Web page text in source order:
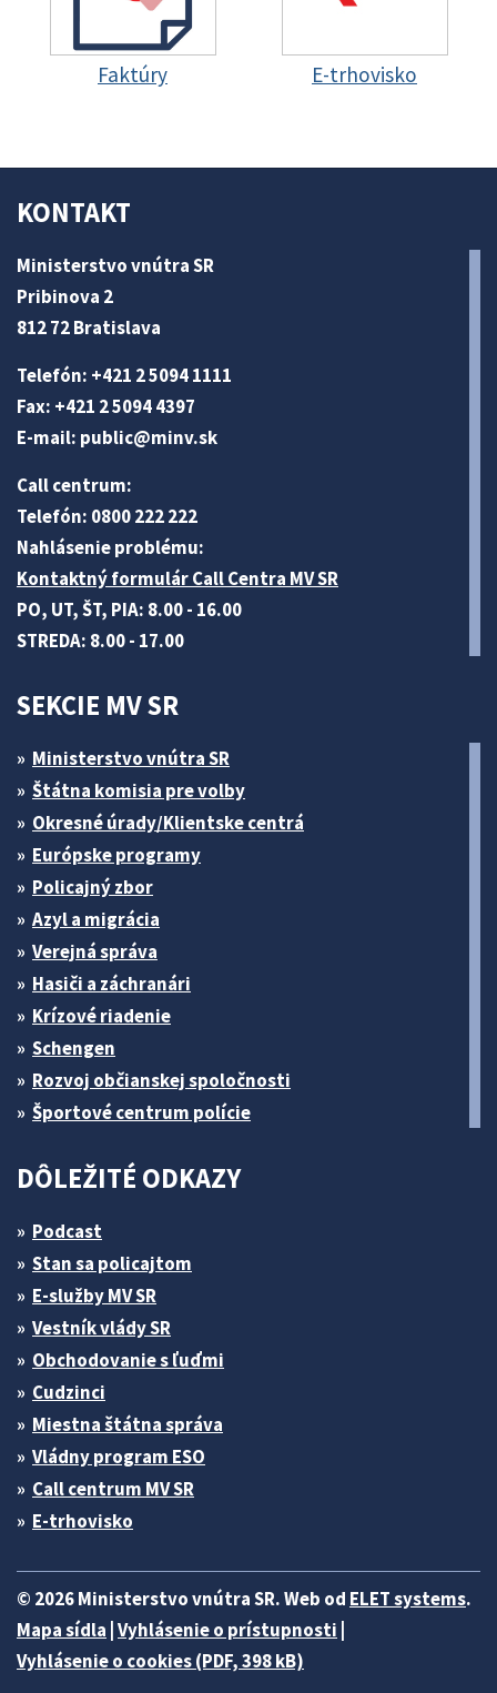
Faktúry E-trhovisko
KONTAKT
Ministerstvo vnútra SR
Pribinova 2
812 72 Bratislava
Telefón: +421 2 5094 1111
Fax: +421 2 5094 4397
E-mail: public@minv.sk
Call centrum:
Telefón: 0800 222 222
Nahlásenie problému:
Kontaktný formulár Call Centra MV SR
PO, UT, ŠT, PIA: 8.00 - 16.00
STREDA: 8.00 - 17.00
SEKCIE MV SR
Ministerstvo vnútra SR
Štátna komisia pre volby
Okresné úrady/Klientske centrá
Európske programy
Policajný zbor
Azyl a migrácia
Verejná správa
Hasiči a záchranári
Krízové riadenie
Schengen
Rozvoj občianskej spoločnosti
Športové centrum polície
DÔLEŽITÉ ODKAZY
Podcast
Stan sa policajtom
E-služby MV SR
Vestník vlády SR
Obchodovanie s ľuďmi
Cudzinci
Miestna štátna správa
Vládny program ESO
Call centrum MV SR
E-trhovisko
© 2026 Ministerstvo vnútra SR. Web od ELET systems.
Mapa sídla Vyhlásenie o prístupnosti
Vyhlásenie o cookies (PDF, 398 kB)